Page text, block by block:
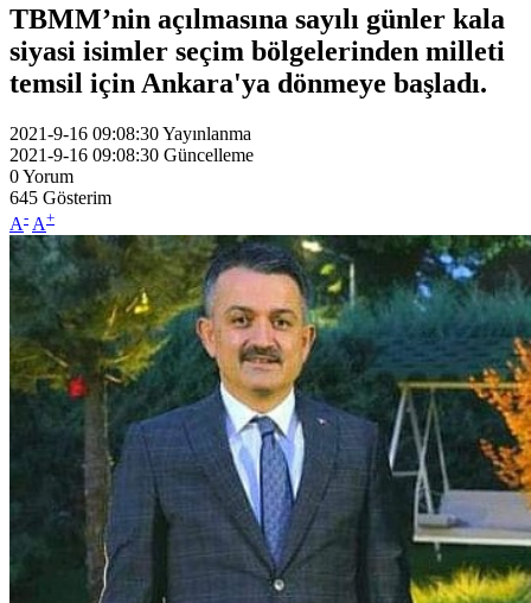
TBMM’nin açılmasına sayılı günler kala
siyasi isimler seçim bölgelerinden milleti
temsil için Ankara'ya dönmeye başladı.
2021-9-16 09:08:30Yayınlanma
2021-9-16 09:08:30 Güncelleme
0Yorum
645 Gösterim
A- A+